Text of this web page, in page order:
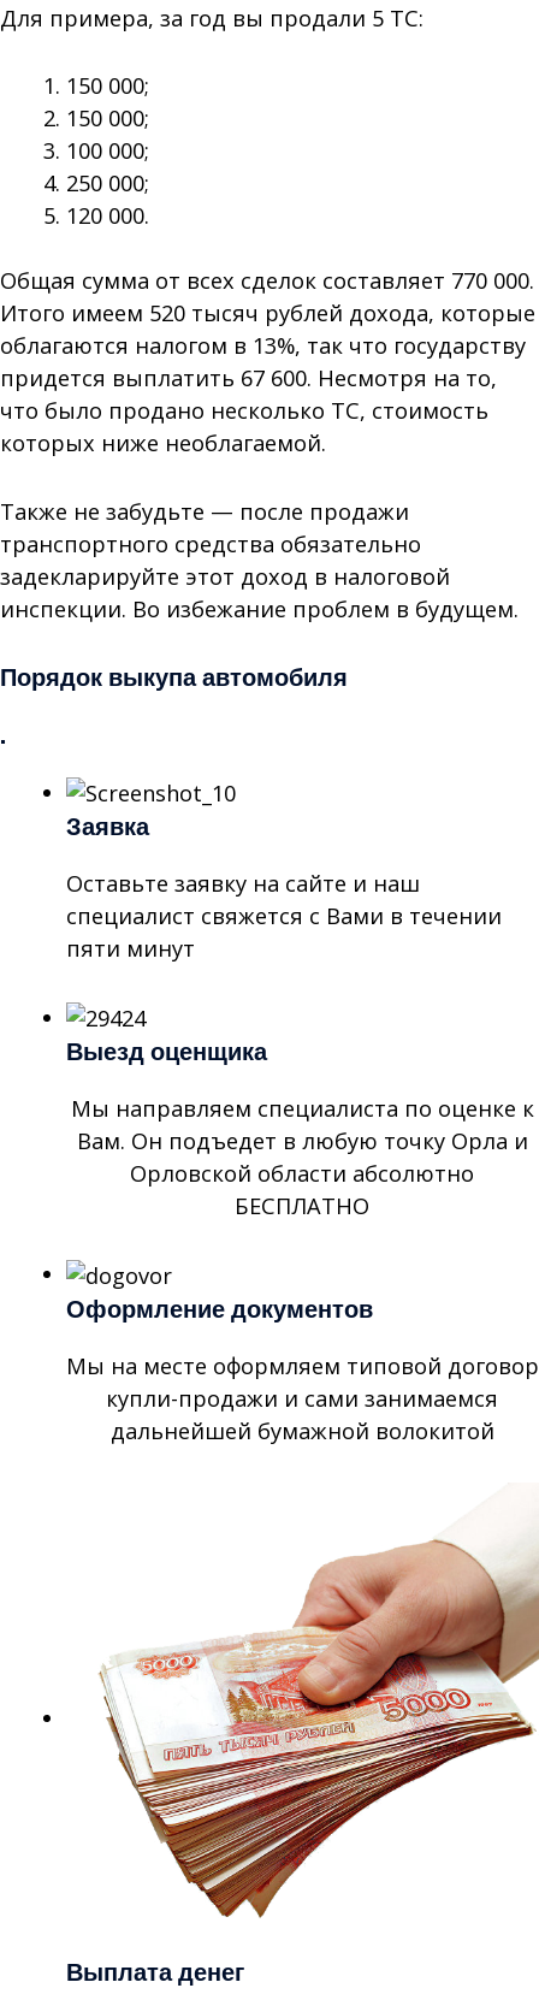
Для примера, за год вы продали 5 ТС:
150 000;
150 000;
100 000;
250 000;
120 000.
Общая сумма от всех сделок составляет 770 000.
Итого имеем 520 тысяч рублей дохода, которые
облагаются налогом в 13%, так что государству
придется выплатить 67 600. Несмотря на то,
что было продано несколько ТС, стоимость
которых ниже необлагаемой.
Также не забудьте — после продажи
транспортного средства обязательно
задекларируйте этот доход в налоговой
инспекции. Во избежание проблем в будущем.
Порядок выкупа автомобиля
.
Заявка
Оставьте заявку на сайте и наш
специалист свяжется с Вами в течении
пяти минут
Выезд оценщика
Мы направляем специалиста по оценке к
Вам. Он подъедет в любую точку Орла и
Орловской области абсолютно
БЕСПЛАТНО
Оформление документов
Мы на месте оформляем типовой договор
купли-продажи и сами занимаемся
дальнейшей бумажной волокитой
Выплата денег